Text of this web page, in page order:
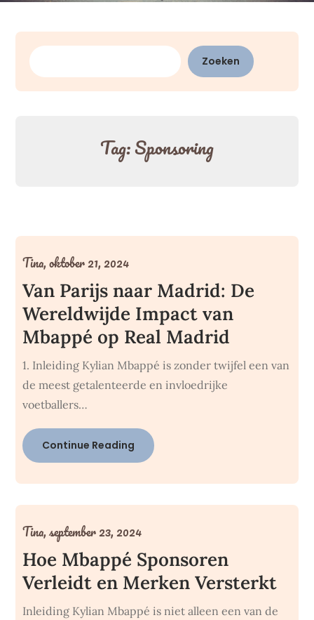
Zoeken
Zoeken
Tag:Sponsoring
Van Parijs naar Madrid: De
Wereldwijde Impact van
Mbappé op Real Madrid
Tina,oktober 21, 2024
1. Inleiding Kylian Mbappé is zonder twijfel een van
de meest getalenteerde en invloedrijke
voetballers…
Continue Reading
Hoe Mbappé Sponsoren
Verleidt en Merken Versterkt
Tina,september 23, 2024
Inleiding Kylian Mbappé is niet alleen een van de